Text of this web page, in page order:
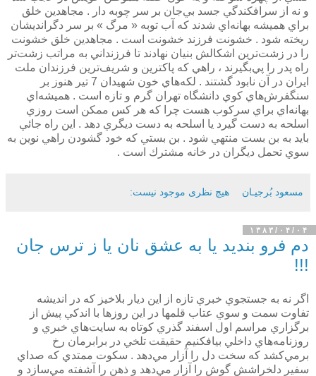
و نه از سرافكندگي جسد بي‌جان بر سر چوبه دار . مجاهدين خلق
براي هميشه بهانه‌اي شدند كه آب توبه « مرگ » بر سر دگرانديشان
ريخته شود . خشونت فرزند خشونت است . مجاهدين خلق خشونت
را در زشت‌ترين اشكالش بنيان نهادند تا فرزنداني به مراتب زشت‌تر
راه پدر را پي‌بگيرند ، راهي كه پاكترين و شريف‌ترين فرزندان ملت
ايران در آن نابود گشتند . لكه‌هاي خون شهيدان 7 تير هنوز بر
سنگفرش‌هاي كوي دانشگاه تهران گرم و تازه است . هميشه‌اي
بهانه‌اي براي سركوب هست چرا كه هر كس ممكن است روزي
اسلحه به دست گيرد يا اسلحه به دست ديگري دهد . اين راه جائي
بايد به بن بست منتهي شود . بن بستي كه خود گشودن راهي نوين به
سوي تحمل ديگران در خانه مشترك است .
مسعود بُرجيـان هیچ نظری موجود نیست:
۱۳۸۳/۰۴/۰۴
دم فرو بنديد يا به عشق نان يا ز ترس جان
!!!
اگر نه به جستجوي خبري تازه از اين ديار بلاخيز كه در انديشه
تفاوت‌ سمت و سوي عتاب قلمها در اين روزها با اندكي پيش از
برگزاري مراسم اول اسفند گذري كوتاه به سايت‌هاي خبري و
روزنامه‌هاي داخلي بيافكنيم حقيقت تلخي در برابرمان رخ
برمي‌كشد كه سخت دل را آزار مي‌دهد . سكوت ممتدي كه صداي
سفير دلخراشش گوش را آزار مي‌دهد و ذهن را آشفته مي‌سازد و